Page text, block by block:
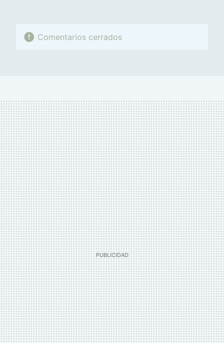
Comentarios cerrados